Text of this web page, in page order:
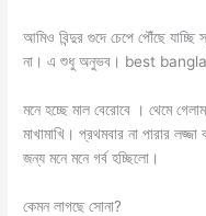
আমিও বিন্দুর গুদে চেপে পৌঁছে
না। এ শুধু অনুভব। best
মনে হচ্ছে মাল বেরোবে । থেমে
মাখামাখি। প্রথমবার না পারার লজ্জা
জন্য মনে মনে গর্ব হচ্ছিলো।
কেমন লাগছে সোনা?